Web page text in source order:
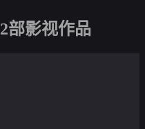
2部影视作品